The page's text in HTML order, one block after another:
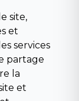
site,
et
services
partage
la
et